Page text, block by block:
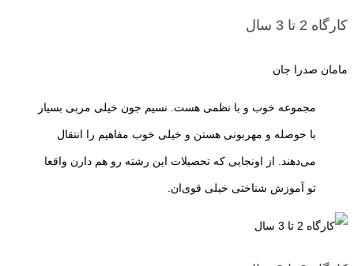
کارگاه 2 تا 3 سال
مامان صدرا جان
مجموعه خوب و با نظمی هست. نسیم جون خیلی مربی بسیار
با حوصله و مهربونی هستن و خیلی خوب مفاهیم را انتقال
می‌دهند. از اونجایی که تحصیلات این رشته رو هم دارن واقعا
تو آموزش شناختی خیلی قوی‌ان.